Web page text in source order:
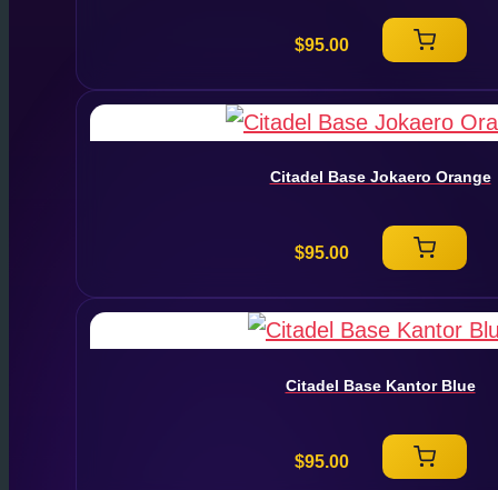
$95.00
Citadel Base Jokaero Orange
$95.00
Citadel Base Kantor Blue
$95.00